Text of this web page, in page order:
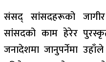
संसद् सांसदहरूको
सांसदको काम हेरेर
जनादेशमा जानुपर्नेमा